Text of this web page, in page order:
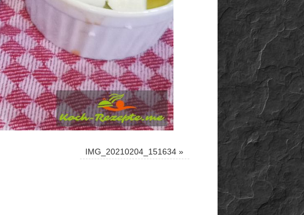
IMG_20210204_151634 »